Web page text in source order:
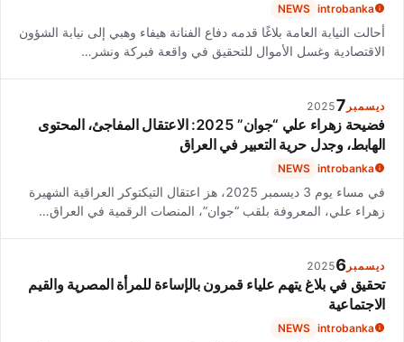
introbanka
NEWS
أحالت النيابة العامة بلاغًا قدمه دفاع الفنانة هيفاء وهبي إلى نيابة الشؤون
الاقتصادية وغسل الأموال للتحقيق في واقعة فبركة ونشر…
ديسمبر 7
2025
فضيحة زهراء علي “جوان” 2025: الاعتقال المفاجئ، المحتوى
الهابط، وجدل حرية التعبير في العراق
introbanka
NEWS
في مساء يوم 3 ديسمبر 2025، هز اعتقال التيكتوكر العراقية الشهيرة
زهراء علي، المعروفة بلقب “جوان”، المنصات الرقمية في العراق…
ديسمبر 6
2025
تحقيق في بلاغ يتهم علياء قمرون بالإساءة للمرأة المصرية والقيم
الاجتماعية
introbanka
NEWS